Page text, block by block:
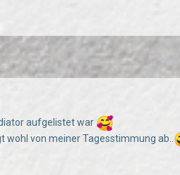
aufgelistet war
wohl von meiner Tagesstimmung ab..